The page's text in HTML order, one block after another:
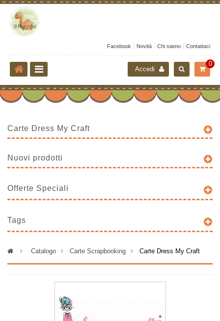
Facebook Novità Chi siamo Contattaci
0
Accedi
Carte Dress My Craft
Nuovi prodotti
Offerte Speciali
Tags
> Catalogo > Carte Scrapbooking > Carte Dress My Craft